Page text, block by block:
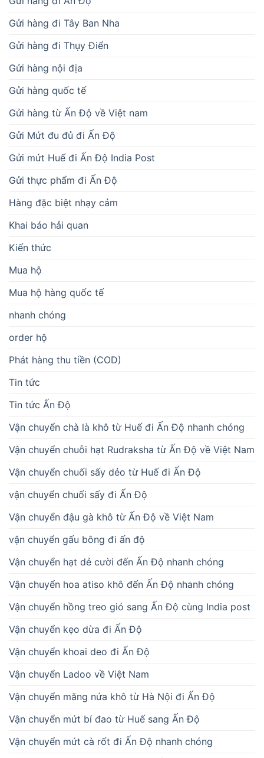
Gửi hàng đi Tây Ban Nha
Gửi hàng đi Thụy Điển
Gửi hàng nội địa
Gửi hàng quốc tế
Gửi hàng từ Ấn Độ về Việt nam
Gửi Mứt đu đủ đi Ấn Độ
Gửi mứt Huế đi Ấn Độ India Post
Gửi thực phẩm đi Ấn Độ
Hàng đặc biệt nhạy cảm
Khai báo hải quan
Kiến thức
Mua hộ
Mua hộ hàng quốc tế
nhanh chóng
order hộ
Phát hàng thu tiền (COD)
Tin tức
Tin tức Ấn Độ
Vận chuyển chà là khô từ Huế đi Ấn Độ nhanh chóng
Vận chuyển chuỗi hạt Rudraksha từ Ấn Độ về Việt Nam
Vận chuyển chuối sấy dẻo từ Huế đi Ấn Độ
vận chuyển chuối sấy đi Ấn Độ
Vận chuyển đậu gà khô từ Ấn Độ về Việt Nam
vận chuyển gấu bông đi ấn độ
Vận chuyển hạt dẻ cười đến Ấn Độ nhanh chóng
Vận chuyển hoa atiso khô đến Ấn Độ nhanh chóng
Vận chuyển hồng treo gió sang Ấn Độ cùng India post
Vận chuyển kẹo dừa đi Ấn Độ
Vận chuyển khoai deo đi Ấn Độ
Vận chuyển Ladoo về Việt Nam
Vận chuyển măng nứa khô từ Hà Nội đi Ấn Độ
Vận chuyển mứt bí đao từ Huế sang Ấn Độ
Vận chuyển mứt cà rốt đi Ấn Độ nhanh chóng